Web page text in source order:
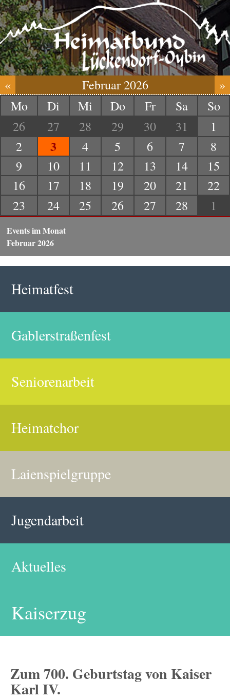
« Februar 2026
»
Mo
Di Mi Do Fr Sa
So
26
27 28 29 30 31
1
2
3 4 5 6 7
8
9
10 11 12 13 14
15
16
17 18 19 20 21
22
23
24 25 26 27 28 1
Events im Monat
Februar 2026
Heimatfest
Gablerstraßenfest
Seniorenarbeit
Heimatchor
Laienspielgruppe
Jugendarbeit
Aktuelles
Kaiserzug
Zum 700. Geburtstag von Kaiser
Karl IV.